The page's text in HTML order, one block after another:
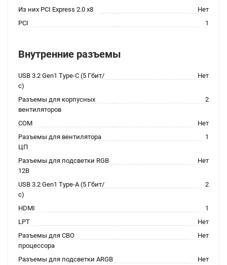
Из них PCI Express 2.0 x8
Нет
PCI
1
Внутренние разъемы
USB 3.2 Gen1 Type-C (5 Гбит/
с)
Нет
Разъемы для корпусных
вентиляторов
2
COM
Нет
Разъемы для вентилятора
ЦП
1
Разъемы для подсветки RGB
12В
Нет
USB 3.2 Gen1 Type-A (5 Гбит/
с)
2
HDMI
1
LPT
Нет
Разъемы для СВО
процессора
Нет
Разъемы для подсветки ARGB Нет